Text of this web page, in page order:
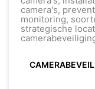
camera's,
monitoring,
strategische